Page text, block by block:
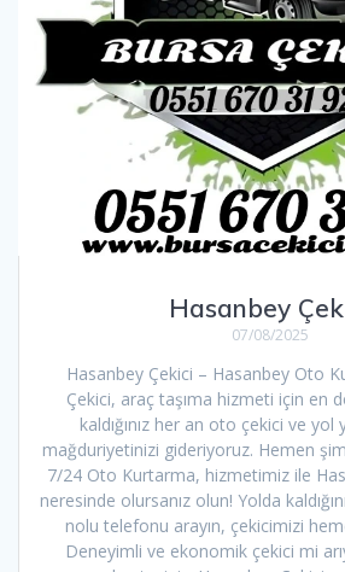
Hasanbey
07/08/2025
Hasanbey Çekici – Hasanbey Oto
Çekici, araç taşıma hizmeti için en
kaldığınız her an oto çekici ve yol
mağduriyetinizi gideriyoruz. Hemen
7/24 Oto Kurtarma, hizmetimiz ile
neresinde olursanız olun! Yolda
nolu telefonu arayın, çekicimizi
Deneyimli ve ekonomik çekici mi